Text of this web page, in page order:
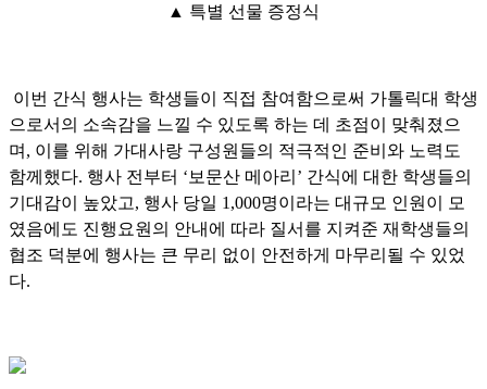
▲ 특별 선물 증정식
이번 간식 행사는 학생들이 직접 참여함으로써 가톨릭대 학생
으로서의 소속감을 느낄 수 있도록 하는 데 초점이 맞춰졌으
며, 이를 위해 가대사랑 구성원들의 적극적인 준비와 노력도
함께했다. 행사 전부터 ‘보문산 메아리’ 간식에 대한 학생들의
기대감이 높았고, 행사 당일 1,000명이라는 대규모 인원이 모
였음에도 진행요원의 안내에 따라 질서를 지켜준 재학생들의
협조 덕분에 행사는 큰 무리 없이 안전하게 마무리될 수 있었
다.